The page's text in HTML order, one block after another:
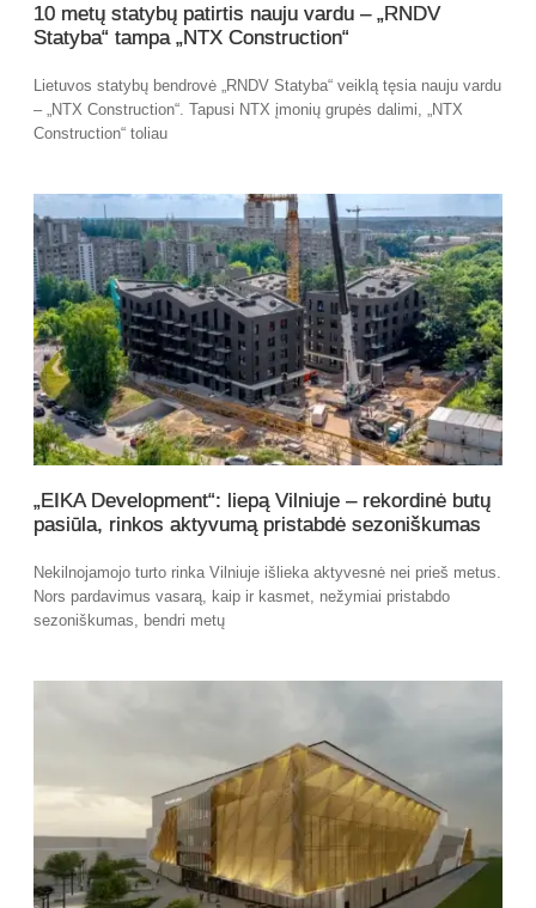
10 metų statybų patirtis nauju vardu – „RNDV
Statyba“ tampa „NTX Construction“
Lietuvos statybų bendrovė „RNDV Statyba“ veiklą tęsia nauju vardu
– „NTX Construction“. Tapusi NTX įmonių grupės dalimi, „NTX
Construction“ toliau
„EIKA Development“: liepą Vilniuje – rekordinė butų
pasiūla, rinkos aktyvumą pristabdė sezoniškumas
Nekilnojamojo turto rinka Vilniuje išlieka aktyvesnė nei prieš metus.
Nors pardavimus vasarą, kaip ir kasmet, nežymiai pristabdo
sezoniškumas, bendri metų